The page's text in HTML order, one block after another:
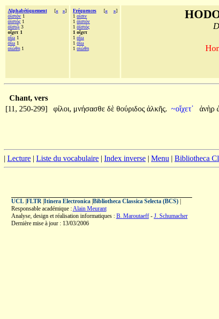
Alphabétiquement [« »]
ὀϊστόν 1
ὀϊστός 1
ὀϊστῷ 3
οἴχετ 1
οἴω 1
ὀΐω 1
οἰώθη 1
Fréquences [« »]
1 οἷσιν
1 ὀϊστόν
1 ὀϊστός
1 οἴχετ
1 οἴω
1 ὀΐω
1 οἰώθη
Chant, vers
[11, 250-299]
φίλοι, μνήσασθε δὲ θούριδος ἀλκῆς. ~οἴχετ᾽ ἀνὴρ
| Lecture | Liste du vocabulaire | Index inverse | Menu | Bibliotheca
UCL| FLTR| Itinera Electronica| Bibliotheca Classica Selecta (BCS)|
Responsable académique :Alain Meurant
Analyse, design et réalisation informatiques : B. Maroutaeff- J. Schumacher
Dernière mise à jour : 13/03/2006